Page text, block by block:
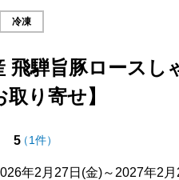
冷凍
飛騨旨豚ロースし
り寄せ】
5点（5点満点中）
（1件の評価
）
年2月27日(金)～2027年2